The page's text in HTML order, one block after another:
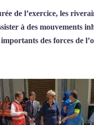
de l’exercice, les
à des mouvements
des forces de